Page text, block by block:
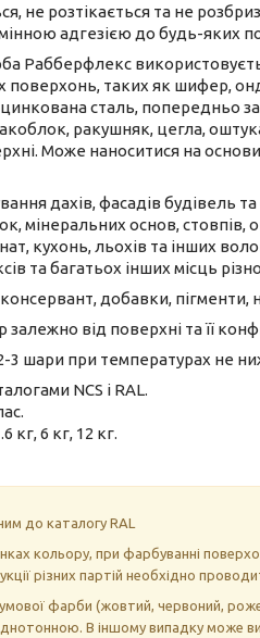
не розтікається та не
адгезією до будь-яких
Рабберфлекс
поверхонь, таких як шифер,
сталь, попередньо
ракушняк, цегла,
Може наноситися на
дахів, фасадів будівель
мінеральних основ,
кухонь, льохів та інших
та багатьох інших місць
добавки, пігменти,
від поверхні та її
3 шари при температурах не
NCS і RAL.
кг, 6 кг, 12 кг.
до каталогу RAL
кольору, при фарбуванні
різних партій необхідно
фарби (жовтий, червоний,
В іншому випадку може